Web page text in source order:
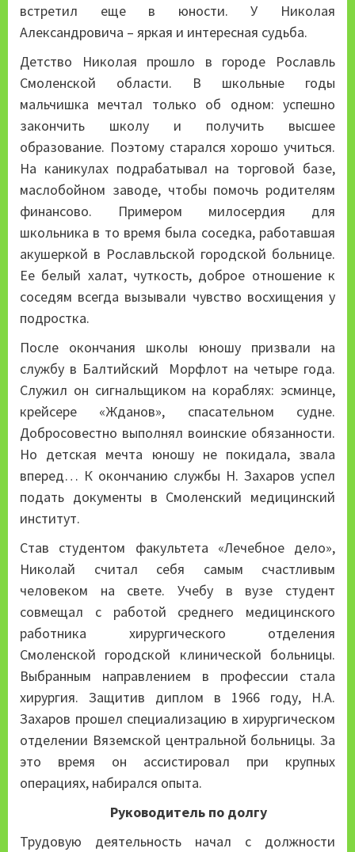
встретил еще в юности. У Николая
Александровича – яркая и интересная судьба.
Детство Николая прошло в городе Рославль
Смоленской области. В школьные годы
мальчишка мечтал только об одном: успешно
закончить школу и получить высшее
образование. Поэтому старался хорошо учиться.
На каникулах подрабатывал на торговой базе,
маслобойном заводе, чтобы помочь родителям
финансово. Примером милосердия для
школьника в то время была соседка, работавшая
акушеркой в Рославльской городской больнице.
Ее белый халат, чуткость, доброе отношение к
соседям всегда вызывали чувство восхищения у
подростка.
После окончания школы юношу призвали на
службу в Балтийский Морфлот на четыре года.
Служил он сигнальщиком на кораблях: эсминце,
крейсере «Жданов», спасательном судне.
Добросовестно выполнял воинские обязанности.
Но детская мечта юношу не покидала, звала
вперед… К окончанию службы Н. Захаров успел
подать документы в Смоленский медицинский
институт.
Став студентом факультета «Лечебное дело»,
Николай считал себя самым счастливым
человеком на свете. Учебу в вузе студент
совмещал с работой среднего медицинского
работника хирургического отделения
Смоленской городской клинической больницы.
Выбранным направлением в профессии стала
хирургия. Защитив диплом в 1966 году, Н.А.
Захаров прошел специализацию в хирургическом
отделении Вяземской центральной больницы. За
это время он ассистировал при крупных
операциях, набирался опыта.
Руководитель по долгу
Трудовую деятельность начал с должности